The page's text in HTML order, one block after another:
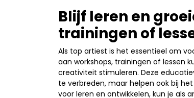
Blijf leren en
trainingen of
Als top artiest is het essentieel om
aan workshops, trainingen of lessen
creativiteit stimuleren. Deze
te verbreden, maar helpen ook bij
voor leren en ontwikkelen, kun je als